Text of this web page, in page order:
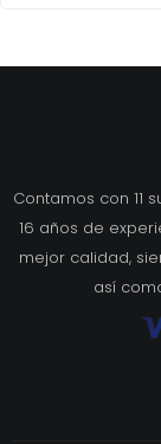
Contamos con 11
16 años de
mejor calidad,
así